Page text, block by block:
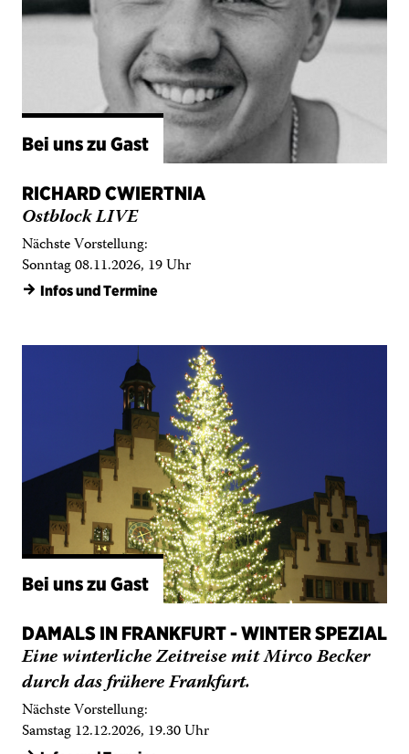
Bei uns zu Gast
RICHARD CWIERTNIA
Ostblock LIVE
Sonntag 08.11.2026, 19 Uhr
→ Infos und Termine
Bei uns zu Gast
DAMALS IN FRANKFURT - WINTER SPEZIAL
Eine winterliche Zeitreise mit Mirco Becker
durch das frühere Frankfurt.
Nächste Vorstellung:
Samstag 12.12.2026, 19.30 Uhr
→ Infos und Termine